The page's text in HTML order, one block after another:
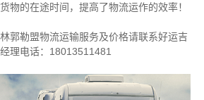
物的在途时间，提高了物流运作的效率！
郭勒盟物流运输服务及价格请联系好运吉
理电话：18013511481